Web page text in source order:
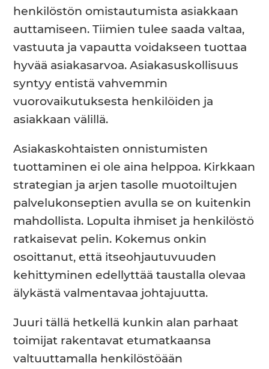
henkilöstön omistautumista asiakkaan
auttamiseen. Tiimien tulee saada valtaa,
vastuuta ja vapautta voidakseen tuottaa
hyvää asiakasarvoa. Asiakasuskollisuus
syntyy entistä vahvemmin
vuorovaikutuksesta henkilöiden ja
asiakkaan välillä.
Asiakaskohtaisten onnistumisten
tuottaminen ei ole aina helppoa. Kirkkaan
strategian ja arjen tasolle muotoiltujen
palvelukonseptien avulla se on kuitenkin
mahdollista. Lopulta ihmiset ja henkilöstö
ratkaisevat pelin. Kokemus onkin
osoittanut, että itseohjautuvuuden
kehittyminen edellyttää taustalla olevaa
älykästä valmentavaa johtajuutta.
Juuri tällä hetkellä kunkin alan parhaat
toimijat rakentavat etumatkaansa
valtuuttamalla henkilöstöään